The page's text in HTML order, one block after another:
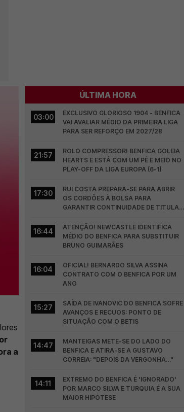
a
ÚLTIMA HORA
03:00
EXCLUSIVO GLORIOSO 1904 - BENFICA
VAI AVALIAR MÉDIO DA PRIMEIRA LIGA
PARA SER REFORÇO EM 2027/28
21:57
ROLO COMPRESSOR! BENFICA GOLEIA
HEARTS E ESTÁ COM UM PÉ E MEIO NO
PLAY-OFF DA LIGA EUROPA (6-1)
17:30
RUI COSTA PREPARA-SE PARA ABRIR
OS CORDÕES À BOLSA PARA
GARANTIR CONTINUIDADE DE TITULAR
16:44
ATENÇÃO! NEWCASTLE IDENTIFICA
MÉDIO DO BENFICA PARA SUBSTITUIR
BRUNO GUIMARÃES
16:04
OFICIAL! BERNARDO SILVA ASSINA
CONTRATO COM O BENFICA POR UM
ANO
15:27
SAÍDA DE IVANOVIC DO BENFICA SOFRE
AVANÇOS E RECUOS: PONTO DE
SITUAÇÃO COM O BETIS
14:47
MANTEIGAS METE-SE DO LADO DO
BENFICA E ATIRA-SE A GUSTAVO
CORREIA: "DEPOIS DA VERGONHA…"
14:11
EXTREMO DO BENFICA É 'IGNORADO'
POR MARCO SILVA E TURQUIA É A SUA
MAIOR HIPÓTESE